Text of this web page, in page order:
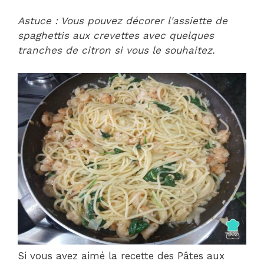
Astuce : Vous pouvez décorer l'assiette de
spaghettis aux crevettes avec quelques
tranches de citron si vous le souhaitez.
Si vous avez aimé la recette des Pâtes aux